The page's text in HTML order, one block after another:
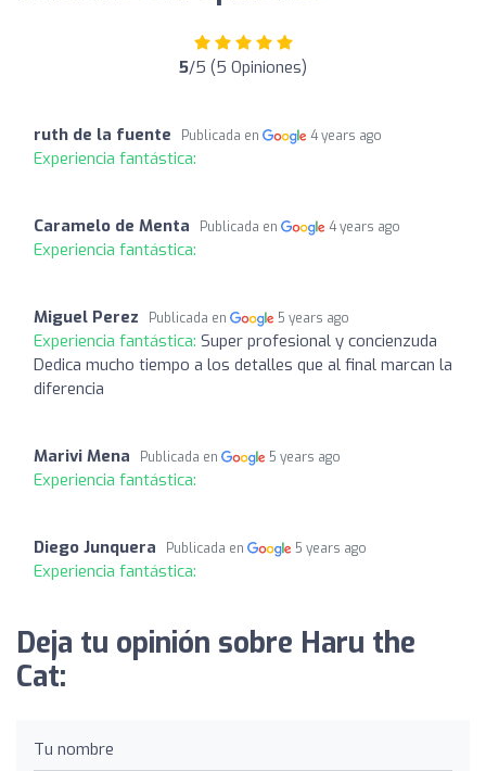
5/5 (5 Opiniones)
ruth de la fuente Publicada en 4 years ago
Experiencia fantástica:
Caramelo de Menta Publicada en 4 years ago
Experiencia fantástica:
Miguel Perez Publicada en 5 years ago
Experiencia fantástica: Super profesional y concienzuda
Dedica mucho tiempo a los detalles que al final marcan la
diferencia
Marivi Mena Publicada en 5 years ago
Experiencia fantástica:
Diego Junquera Publicada en 5 years ago
Experiencia fantástica:
Deja tu opinión sobre Haru the
Cat:
Tu nombre